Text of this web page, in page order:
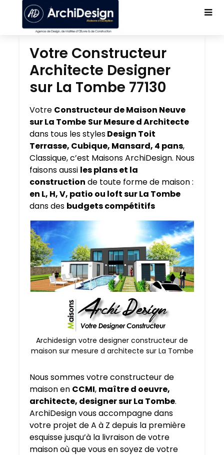
Votre Constructeur
Architecte Designer
sur La Tombe 77130
Votre Constructeur de Maison Neuve
sur La Tombe Sur Mesure d Architecte
dans tous les stylesDesign Toit
Terrasse, Cubique, Mansard, 4 pans,
Classique, c’est Maisons ArchiDesign. Nous
faisons aussi les plans et la
construction de toute forme de maison :
en L, H, V, patio ou loft sur La Tombe
dans des budgets compétitifs
Archidesign votre designer constructeur de
maison sur mesure d architecte sur La Tombe
Nous sommes votre constructeur de
maison en CCMI, maître d oeuvre,
architecte, designer sur La Tombe.
ArchiDesign vous accompagne dans
votre projet de A à Z depuis la première
esquisse jusqu’à la livraison de votre
maison où que vous en soyez de votre